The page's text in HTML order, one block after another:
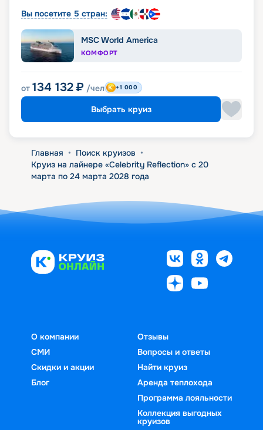
Вы посетите 5 стран:
MSC World America
КОМФОРТ
от 134 132 ₽ /чел +1 000
Выбрать круиз
Главная • Поиск круизов •
Круиз на лайнере «Celebrity Reflection» с 20
марта по 24 марта 2028 года
О компании
СМИ
Скидки и акции
Блог
Отзывы
Вопросы и ответы
Найти круиз
Аренда теплохода
Программа лояльности
Коллекция выгодных
круизов